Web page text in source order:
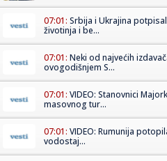
07:01: Srbija i Ukrajina
životinja i be...
07:01: Neki od najvećih
ovogodišnjem S...
07:01: VIDEO: Stanovnici
masovnog tur...
07:01: VIDEO: Rumunija
vodostaj...